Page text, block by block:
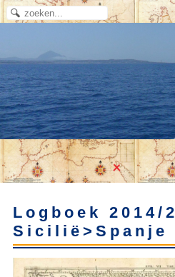
Logboek 2014/2
Sicilië>Spanje